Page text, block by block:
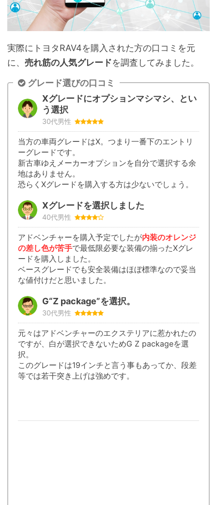
車名プレート(リヤ) -
アウトサイドドアハンドル メッキモ
デジタルインナーミラー 装備済み
インテリジェントクリアランスソナー
[パーキングサポートブレーキ(後方接近車両)]
リヤクロストラフィックオートブレーキ
[パーキングサポートブレーキ(後方接近車両)
+ブラインドスポットモニター[BSM]]
装備済み
シート表皮
フロントシート -
運転席シートポジションメモリー
(2メモリー付)
センターコンソールボックス
+インナ
レジスターノブ メッキ(
イルミネーテッドエントリーシステム
オープン
実際にトヨタRAV4を購入された方の口コミを元
に、 売れ筋の人気グレードを調査してみました。
グレード選びの口コミ
Xグレードにオプションマシマシ、とい
う選択
30代男性
当方の車両グレードはX。つまり一番下のエントリ
ーグレードです。
新古車ゆえメーカーオプションを自分で選択する余
地はありません。
恐らくXグレードを購入する方は少ないでしょう。
Xグレードを選択しました
40代男性
アドベンチャーを購入予定でしたが内装のオレンジ
の差し色が苦手で最低限必要な装備の揃ったXグレ
ードを購入しました。
ベースグレードでも安全装備はほぼ標準なので妥当
な値付けだと思いました。
G“Z package”を選択。
30代男性
元々はアドベンチャーのエクステリアに惹かれたの
ですが、白が選択できないためG Z packageを選
択。
このグレードは19インチと言う事もあってか、段差
等では若干突き上げは強めです。